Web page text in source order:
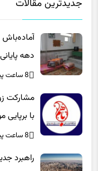
جدیدترین مقالات
دهه
8 ساعت پیش
مشارکت
با
8 ساعت پیش
راهبرد